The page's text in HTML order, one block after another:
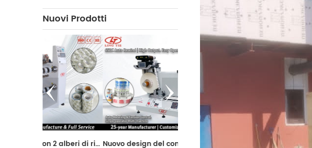
Nuovi Prodotti
Nuovo design del contatore delle etichette con guida web